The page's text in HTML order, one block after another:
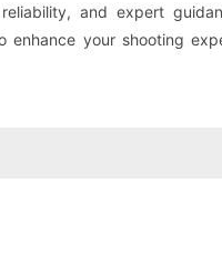
and expert
enhance your shooting